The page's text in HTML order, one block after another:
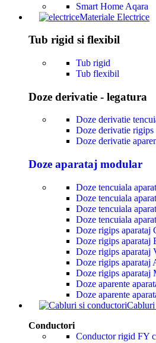
Smart Home Aqara
Materiale Electrice
Tub rigid si flexibil
Tub rigid
Tub flexibil
Doze derivatie - legatura
Doze derivatie
Doze derivatie rigips
Doze derivatie
Doze aparataj modular
Doze tencuiala
Doze tencuiala
Doze tencuiala
Doze tencuiala
Doze rigips aparataj
Doze rigips aparataj
Doze rigips aparataj
Doze rigips aparataj
Doze rigips aparataj
Doze aparente
Doze aparente
Conductori
Conductor rigid FY